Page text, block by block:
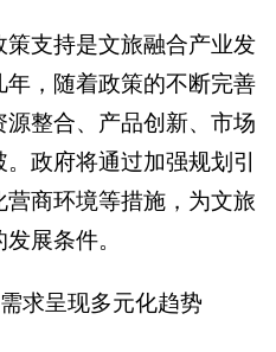
支持是文旅融合产业发
，随着政策的不断完善
整合、产品创新、市场
政府将通过加强规划引
商环境等措施，为文旅
展条件。
求呈现多元化趋势